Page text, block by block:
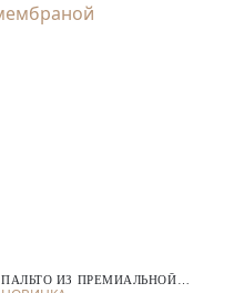
ПАЛЬТО ИЗ ПРЕМИАЛЬНОЙ